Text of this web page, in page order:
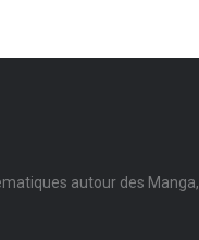
autour des Manga,